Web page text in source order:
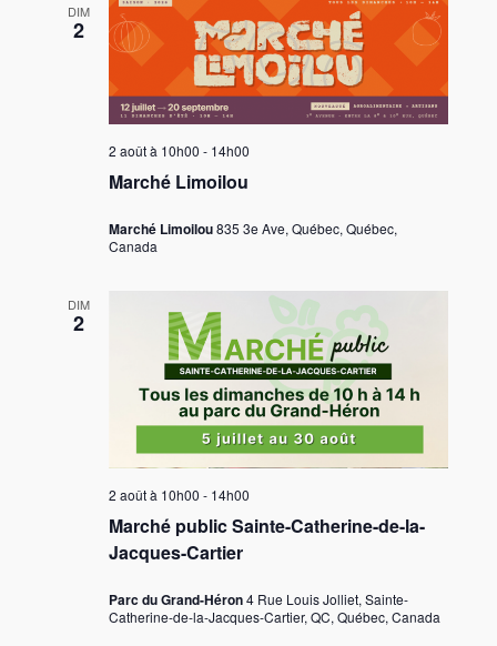
DIM
2
Marché Limoilou
2 août à 10h00 - 14h00
Marché Limoilou835 3e Ave, Québec, Québec,
Canada
DIM
2
Marché public Sainte-Catherine-de-la-
Jacques-Cartier
2 août à 10h00 - 14h00
Parc du Grand-Héron4 Rue Louis Jolliet, Sainte-
Catherine-de-la-Jacques-Cartier, QC, Québec, Canada